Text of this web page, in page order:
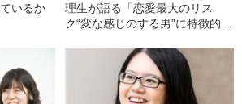
いるか
理生が語る「恋愛最大のリス
ク“変な感じのする男”に特徴的な